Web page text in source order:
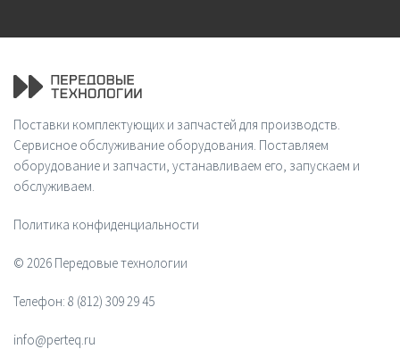
Поставки комплектующих и запчастей для производств.
Сервисное обслуживание оборудования. Поставляем
оборудование и запчасти, устанавливаем его, запускаем и
обслуживаем.
Политика конфиденциальности
© 2026 Передовые технологии
Телефон: 8 (812) 309 29 45
info@perteq.ru